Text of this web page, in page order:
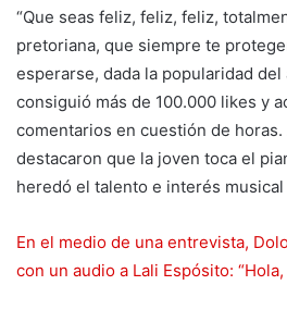
“Que seas feliz, feliz, feliz,
pretoriana, que siempre te
esperarse, dada la popularidad
consiguió más de 100.000 likes y
comentarios en cuestión de
destacaron que la joven toca el
heredó el talento e interés musical
En el medio de una entrevista,
con un audio a Lali Espósito: “Hola,